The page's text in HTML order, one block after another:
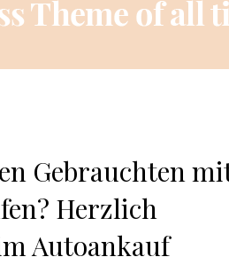
Gebrauchten
Herzlich
Autoankauf